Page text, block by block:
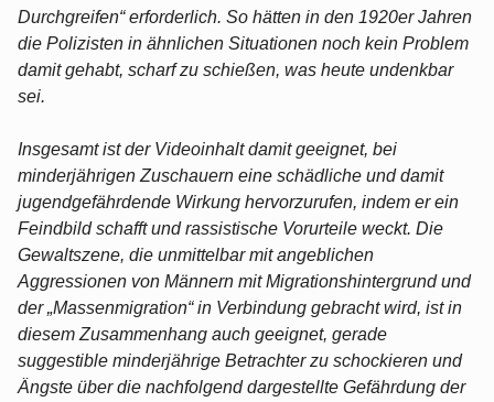
Durchgreifen“ erforderlich. So hätten in den 1920er Jahren
die Polizisten in ähnlichen Situationen noch kein Problem
damit gehabt, scharf zu schießen, was heute undenkbar
sei.
Insgesamt ist der Videoinhalt damit geeignet, bei
minderjährigen Zuschauern eine schädliche und damit
jugendgefährdende Wirkung hervorzurufen, indem er ein
Feindbild schafft und rassistische Vorurteile weckt. Die
Gewaltszene, die unmittelbar mit angeblichen
Aggressionen von Männern mit Migrationshintergrund und
der „Massenmigration“ in Verbindung gebracht wird, ist in
diesem Zusammenhang auch geeignet, gerade
suggestible minderjährige Betrachter zu schockieren und
Ängste über die nachfolgend dargestellte Gefährdung der